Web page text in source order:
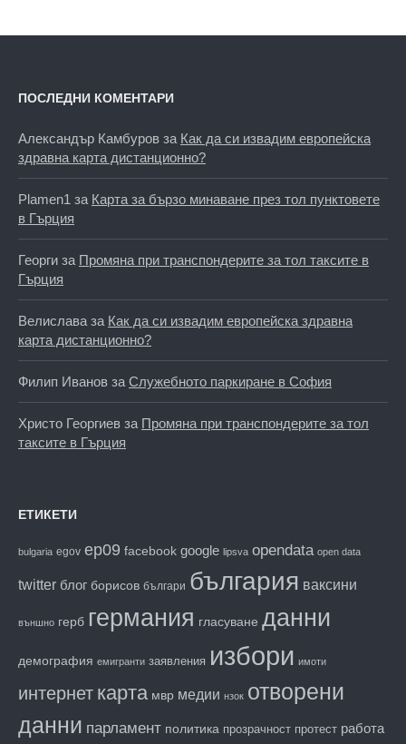
ПОСЛЕДНИ КОМЕНТАРИ
Александър Камбуров за Как да си извадим европейска
здравна карта дистанционно?
Plamen1 за Карта за бързо минаване през тол пунктовете
в Гърция
Георги за Промяна при транспондерите за тол таксите в
Гърция
Велислава за Как да си извадим европейска здравна
карта дистанционно?
Филип Иванов за Служебното паркиране в София
Христо Георгиев за Промяна при транспондерите за тол
таксите в Гърция
ЕТИКЕТИ
bulgaria egov ep09 facebook google lipsva opendata open data
twitter блог борисов българи българия ваксини
външно герб германия гласуване данни
демография емигранти заявления избори имоти
интернет карта мвр медии нзок отворени
данни парламент политика прозрачност протест работа